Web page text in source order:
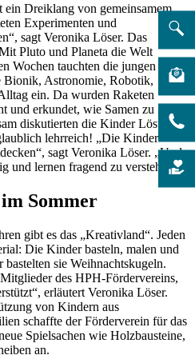
Dreiklang von gemeinsamem
Experimenten und
sagt Veronika Löser. Das
Pluto und Planeta die Welt
Wochen tauchten die jungen
Astronomie, Robotik,
ein. Da wurden Raketen
und erkundet, wie Samen zu
diskutierten die Kinder Lösungen
lehrreich! „Die Kinder
sagt Veronika Löser. „Und
und lernen fragend zu verstehen.“
Sommer
gibt es das „Kreativland“. Jeden
Die Kinder basteln, malen und
sie Weihnachtskugeln.
des HPH-Fördervereins,
erläutert Veronika Löser.
von Kindern aus
schaffte der Förderverein für das
Spielsachen wie Holzbausteine,
an.